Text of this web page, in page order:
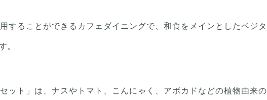
することができるカフェダイニングで、和食をメインとしたベジタ
。
ット」は、ナスやトマト、こんにゃく、アボカドなどの植物由来の